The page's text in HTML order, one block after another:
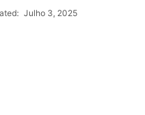
Julho 3, 2025